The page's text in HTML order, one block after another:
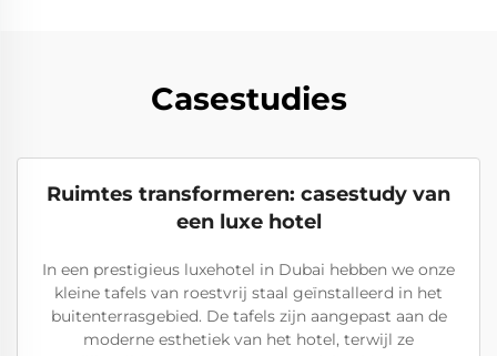
Casestudies
Ruimtes transformeren: casestudy van
een luxe hotel
In een prestigieus luxehotel in Dubai hebben we onze
kleine tafels van roestvrij staal geïnstalleerd in het
buitenterrasgebied. De tafels zijn aangepast aan de
moderne esthetiek van het hotel, terwijl ze